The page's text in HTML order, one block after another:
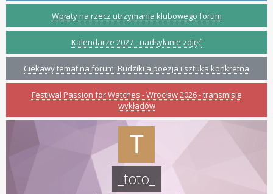
Wpłaty na rzecz utrzymania klubowego forum
Kalendarze 2027 - nadsyłanie zdjęć
Ciekawy temat na forum: Budziki a poezja i sztuka konkretna
Festiwal Passion for Watches - Wrocław 2026 - transmisje
wykładów
_toto_